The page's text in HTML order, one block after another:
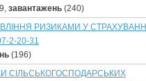
завантажень(240)
РИЗИКАМИ У СТРАХУВАННІ
2-20-31
(196)
СІЛЬСЬКОГОСПОДАРСЬКИХ